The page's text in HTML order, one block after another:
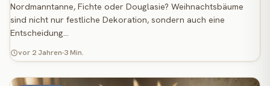
Nordmanntanne, Fichte oder Douglasie? Weihnachtsbäume
sind nicht nur festliche Dekoration, sondern auch eine
Entscheidung…
vor 2 Jahren 3 Min.